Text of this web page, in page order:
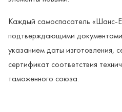
Каждый самоспасатель «Шанс-
подтверждающими
указанием даты изготовления,
сертификат соответствия
таможенного союза.